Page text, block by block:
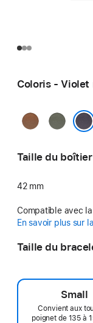
Coloris - Violet
CaramelGris
Taille du boîtier
42 mm
Compatible avec
En savoir plus sur
Taille du
Small
Convient aux
poignet de 135 à